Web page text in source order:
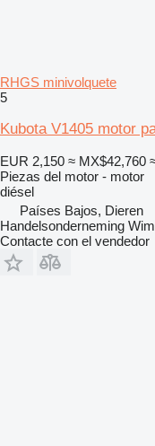
RHGS minivolquete
5
Kubota V1405 motor
EUR 2,150 ≈ MX$42,760
Piezas del motor - motor
diésel
Países Bajos, Dieren
Handelsonderneming
Contacte con el vendedor